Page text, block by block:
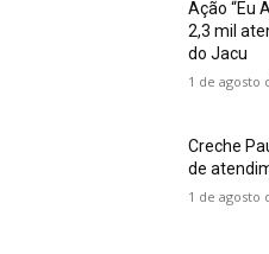
Ação “Eu
2,3 mil
do Jacu
1 de agosto
Creche
de
1 de agosto